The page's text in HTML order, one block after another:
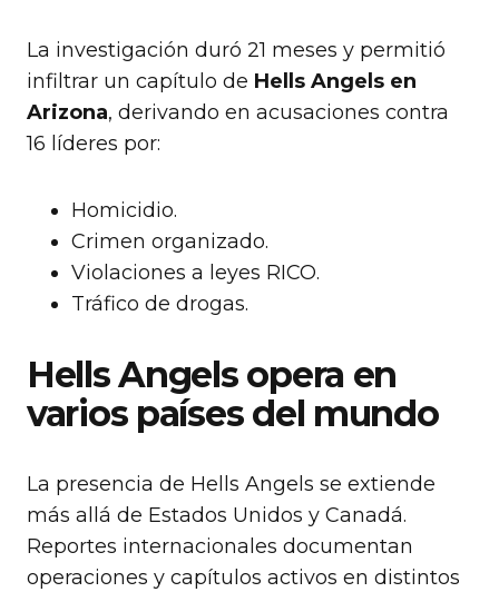
La investigación duró 21 meses y permitió
infiltrar un capítulo de Hells Angels en
Arizona, derivando en acusaciones contra
16 líderes por:
Homicidio.
Crimen organizado.
Violaciones a leyes RICO.
Tráfico de drogas.
Hells Angels opera en
varios países del mundo
La presencia de Hells Angels se extiende
más allá de Estados Unidos y Canadá.
Reportes internacionales documentan
operaciones y capítulos activos en distintos